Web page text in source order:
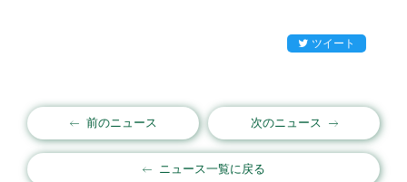
ツイート
前のニュース 次のニュース
ニュース一覧に戻る